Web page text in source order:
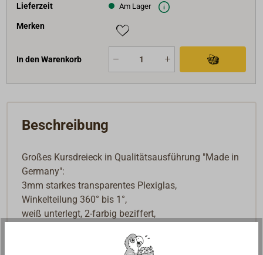
Lieferzeit Am Lager
Merken
In den Warenkorb
Beschreibung
Großes Kursdreieck in Qualitätsausführung "Made in
Germany":
3mm starkes transparentes Plexiglas,
Winkelteilung 360° bis 1°,
weiß unterlegt, 2-farbig beziffert,